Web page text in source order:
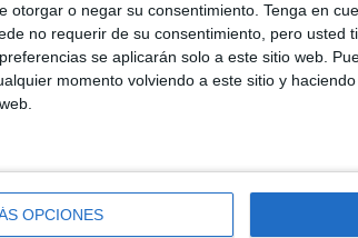
otorgar o negar su consentimiento. Tenga en
no requerir de su consentimiento, pero usted
se aplicarán solo a este sitio web.
momento volviendo a este sitio y
OPCIONES
entidad social española dedicada a la
ámbitos clave como el empleo, la
de proyectos innovadores, impulsa la
igualdad de oportunidades en todo el